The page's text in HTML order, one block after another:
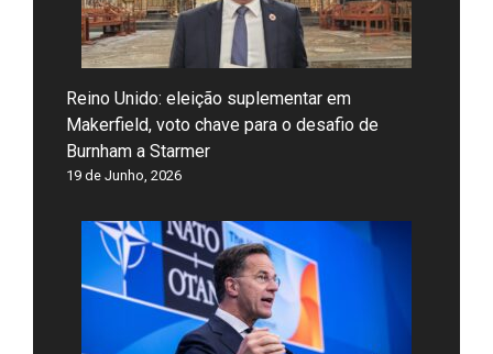
Reino Unido: eleição suplementar em
Makerfield, voto chave para o desafio de
Burnham a Starmer
19 de Junho, 2026